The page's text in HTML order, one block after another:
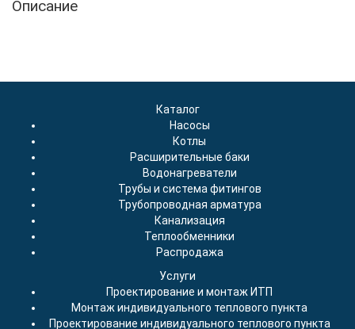
Описание
Каталог
Насосы
Котлы
Расширительные баки
Водонагреватели
Трубы и система фитингов
Трубопроводная арматура
Канализация
Теплообменники
Распродажа
Услуги
Проектирование и монтаж ИТП
Монтаж индивидуального теплового пункта
Проектирование индивидуального теплового пункта